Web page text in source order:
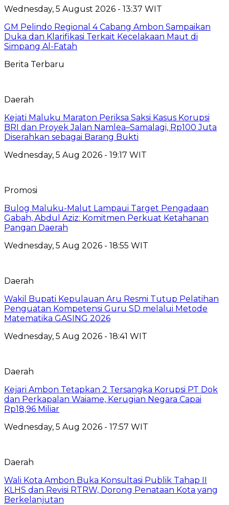
Wednesday, 5 August 2026 - 13:37 WIT
GM Pelindo Regional 4 Cabang Ambon Sampaikan
Duka dan Klarifikasi Terkait Kecelakaan Maut di
Simpang Al-Fatah
Berita Terbaru
Daerah
Kejati Maluku Maraton Periksa Saksi Kasus Korupsi
BRI dan Proyek Jalan Namlea–Samalagi, Rp100 Juta
Diserahkan sebagai Barang Bukti
Wednesday, 5 Aug 2026 - 19:17 WIT
Promosi
Bulog Maluku-Malut Lampaui Target Pengadaan
Gabah, Abdul Aziz: Komitmen Perkuat Ketahanan
Pangan Daerah
Wednesday, 5 Aug 2026 - 18:55 WIT
Daerah
Wakil Bupati Kepulauan Aru Resmi Tutup Pelatihan
Penguatan Kompetensi Guru SD melalui Metode
Matematika GASING 2026
Wednesday, 5 Aug 2026 - 18:41 WIT
Daerah
Kejari Ambon Tetapkan 2 Tersangka Korupsi PT Dok
dan Perkapalan Waiame, Kerugian Negara Capai
Rp18,96 Miliar
Wednesday, 5 Aug 2026 - 17:57 WIT
Daerah
Wali Kota Ambon Buka Konsultasi Publik Tahap II
KLHS dan Revisi RTRW, Dorong Penataan Kota yang
Berkelanjutan